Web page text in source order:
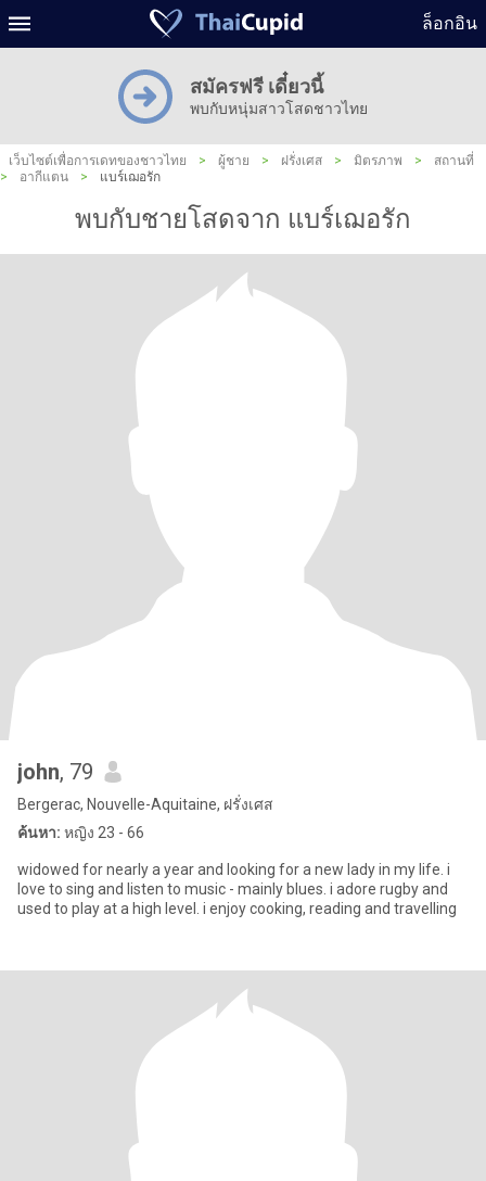
ล็อกอิน
สมัครฟรี เดี๋ยวนี้
พบกับหนุ่มสาวโสดชาวไทย
เว็บไซต์เพื่อการเดทของชาวไทย > ผู้ชาย > ฝรั่งเศส > มิตรภาพ >
สถานที่
>
อากีแตน > แบร์เฌอรัก
พบกับชายโสดจาก แบร์เฌอรัก
john, 79
Bergerac, Nouvelle-Aquitaine, ฝรั่งเศส
ค้นหา: หญิง 23 - 66
widowed for nearly a year and looking for a new lady in my life. i
love to sing and listen to music - mainly blues. i adore rugby and
used to play at a high level. i enjoy cooking, reading and travelling